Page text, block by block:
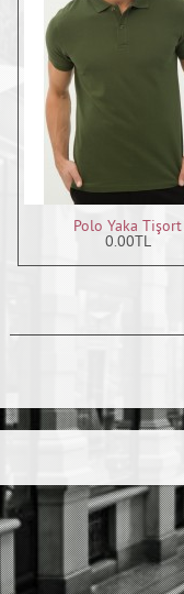
Polo Yaka Tişort
0.00TL